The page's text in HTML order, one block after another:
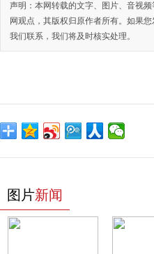
声明：本网转载的文字、图片、音视
网观点，其版权归原作者所有。如果
我们联系，我们将及时核实处理。
图片新闻